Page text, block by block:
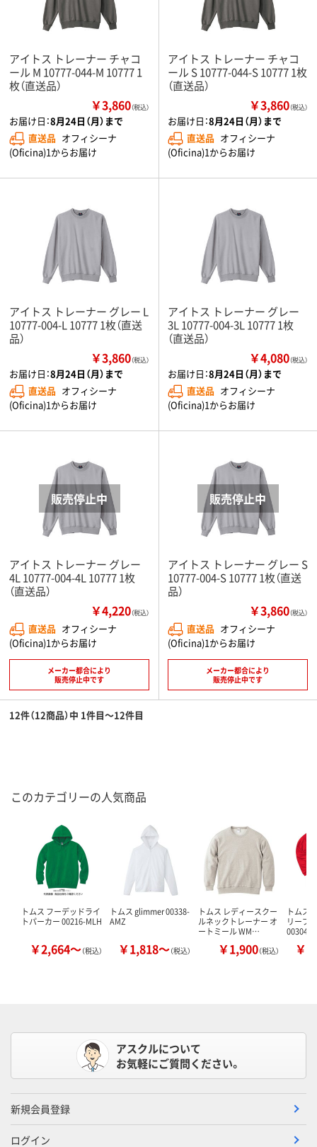
アイトス トレーナー チャコ
ール M 10777-044-M 10777 1
枚（直送品）
￥3,860（税込）
お届け日：8月24日（月）まで
直送品 オフィシーナ
(Oficina)1からお届け
アイトス トレーナー チャコ
ール S 10777-044-S 10777 1枚
（直送品）
￥3,860（税込）
お届け日：8月24日（月）まで
直送品 オフィシーナ
(Oficina)1からお届け
アイトス トレーナー グレー L
10777-004-L 10777 1枚（直送
品）
￥3,860（税込）
お届け日：8月24日（月）まで
直送品 オフィシーナ
(Oficina)1からお届け
アイトス トレーナー グレー
3L 10777-004-3L 10777 1枚
（直送品）
￥4,080（税込）
お届け日：8月24日（月）まで
直送品 オフィシーナ
(Oficina)1からお届け
アイトス トレーナー グレー
4L 10777-004-4L 10777 1枚
（直送品）
￥4,220（税込）
直送品 オフィシーナ
(Oficina)1からお届け
メーカー都合により
販売停止中です
アイトス トレーナー グレー S
10777-004-S 10777 1枚（直送
品）
￥3,860（税込）
直送品 オフィシーナ
(Oficina)1からお届け
メーカー都合により
販売停止中です
12件（12商品）中 1件目～12件目
このカテゴリーの人気商品
トムス フーデッドライ
トパーカー 00216-MLH
￥2,664～（税込）
トムス glimmer 00338-
AMZ
￥1,818～（税込）
トムス レディースクー
ルネックトレーナー オ
ートミール WM…
￥1,900（税込）
トムス
リーブ
00304-
￥
アスクルについて
お気軽にご質問ください。
新規会員登録
ログイン